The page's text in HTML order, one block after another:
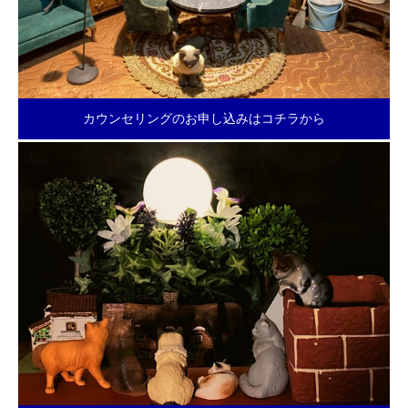
カウンセリングのお申し込みはコチラから